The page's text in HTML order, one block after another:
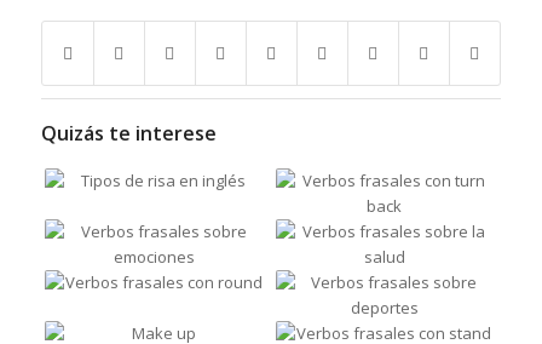
Quizás te interese